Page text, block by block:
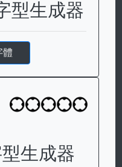
型生成器
體
生成器